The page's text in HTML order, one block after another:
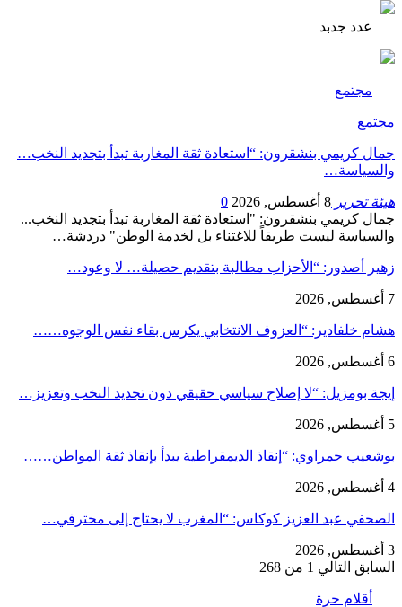
عدد جدبد
مجتمع
مجتمع
جمال كريمي بنشقرون: “استعادة ثقة المغاربة تبدأ بتجديد النخب…
والسياسة…
هيئة تحرير 8 أغسطس, 2026
0
جمال كريمي بنشقرون: "استعادة ثقة المغاربة تبدأ بتجديد النخب...
والسياسة ليست طريقاً للاغتناء بل لخدمة الوطن" دردشة…
زهير أصدور: “الأحزاب مطالبة بتقديم حصيلة… لا وعود…
7 أغسطس, 2026
هشام خلفادير: “العزوف الانتخابي يكرس بقاء نفس الوجوه……
6 أغسطس, 2026
إيجة بومزيل: “لا إصلاح سياسي حقيقي دون تجديد النخب وتعزيز…
5 أغسطس, 2026
بوشعيب حمراوي: “إنقاذ الديمقراطية يبدأ بإنقاذ ثقة المواطن……
4 أغسطس, 2026
الصحفي عبد العزيز كوكاس: “المغرب لا يحتاج إلى محترفي…
3 أغسطس, 2026
السابق التالي 1 من 268
أقلام حرة